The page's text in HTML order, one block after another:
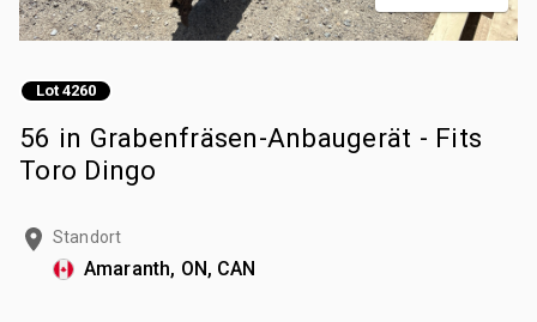
Lot 4260
56 in Grabenfräsen-Anbaugerät - Fits
Toro Dingo
Standort
Amaranth, ON, CAN